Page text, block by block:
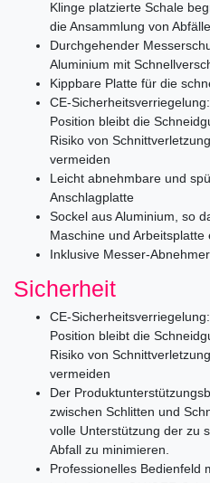
Klinge platzierte Schale
die Ansammlung von
Durchgehender
Aluminium mit
Kippbare Platte für die
CE-
Position bleibt die
Risiko von
vermeiden
Leicht abnehmbare und
Anschlagplatte
Sockel aus Aluminium, so
Maschine und Arbeitsplatte
Inklusive Messer-Abnehmer
Sicherheit
CE-
Position bleibt die
Risiko von
vermeiden
Der
zwischen Schlitten und
volle Unterstützung der zu
Abfall zu minimieren.
Professionelles Bedienfeld